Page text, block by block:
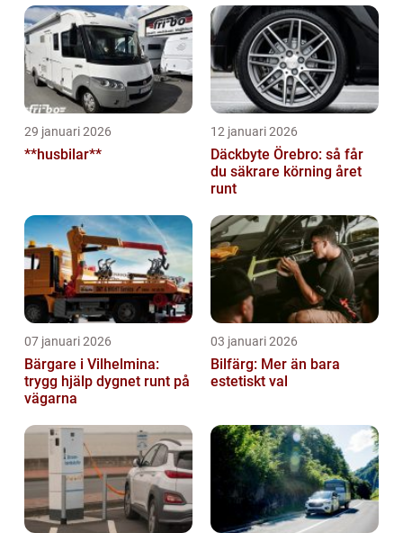
29 januari 2026
**husbilar**
12 januari 2026
Däckbyte Örebro: så får
du säkrare körning året
runt
07 januari 2026
Bärgare i Vilhelmina:
trygg hjälp dygnet runt på
vägarna
03 januari 2026
Bilfärg: Mer än bara
estetiskt val